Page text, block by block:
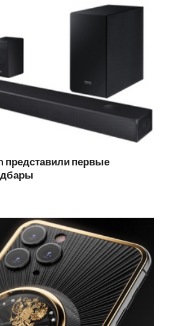
представили первые